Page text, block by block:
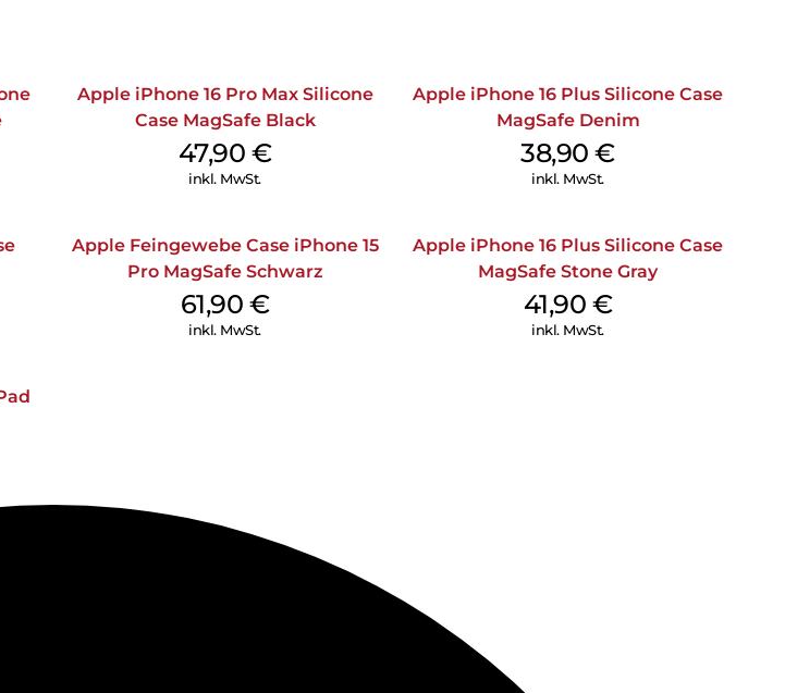
Apple iPhone 16 Pro Max Silicone
Case MagSafe Black
47,90 €
inkl. MwSt.
Apple iPhone 16 Plus Silicone Case
MagSafe Denim
38,90€
inkl. MwSt.
Apple Feingewebe Case iPhone 15
Pro MagSafe Schwarz
61,90 €
inkl. MwSt.
Apple iPhone 16 Plus Silicone Case
MagSafe Stone Gray
41,90 €
inkl. MwSt.